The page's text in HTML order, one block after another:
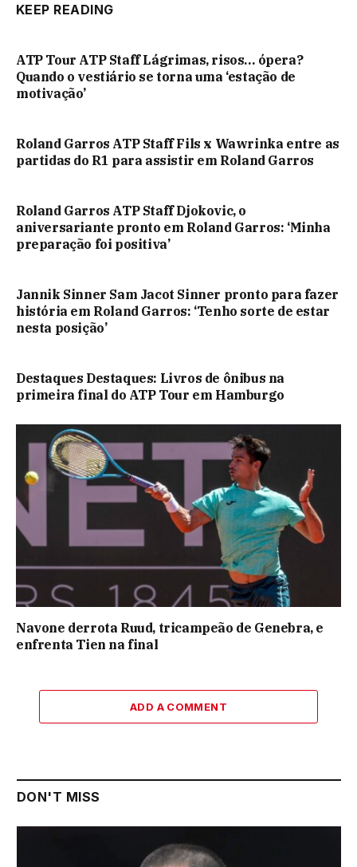
KEEP READING
ATP Tour ATP Staff Lágrimas, risos… ópera?
Quando o vestiário se torna uma ‘estação de
motivação’
Roland Garros ATP Staff Fils x Wawrinka entre as
partidas do R1 para assistir em Roland Garros
Roland Garros ATP Staff Djokovic, o
aniversariante pronto em Roland Garros: ‘Minha
preparação foi positiva’
Jannik Sinner Sam Jacot Sinner pronto para fazer
história em Roland Garros: ‘Tenho sorte de estar
nesta posição’
Destaques Destaques: Livros de ônibus na
primeira final do ATP Tour em Hamburgo
Navone derrota Ruud, tricampeão de Genebra, e
enfrenta Tien na final
ADD A COMMENT
DON'T MISS